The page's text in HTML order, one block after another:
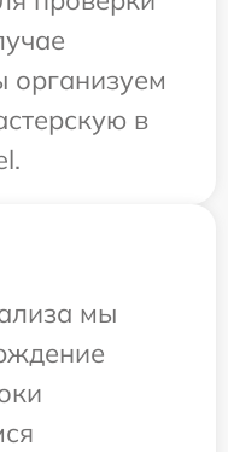
организуем
в
мы